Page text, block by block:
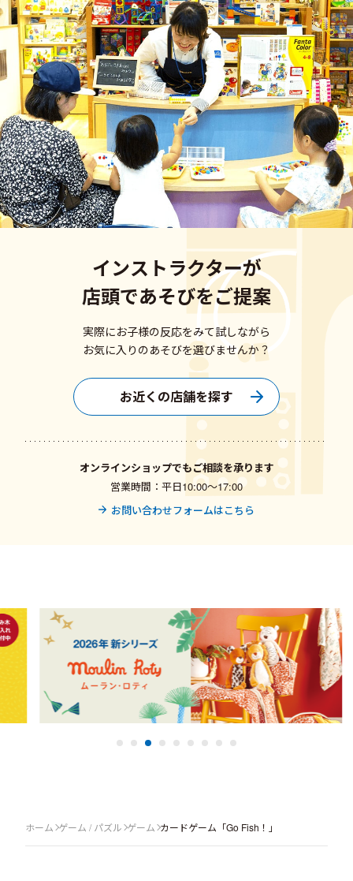
インストラクターが
店頭であそびをご提案
実際にお子様の反応をみて試しながら
お気に入りのあそびを選びませんか？
お近くの店舗を探す
オンラインショップでもご相談を承ります
営業時間：平日10:00〜17:00
お問い合わせフォームはこちら
ホーム ゲーム / パズル ゲーム カードゲーム「Go Fish！」